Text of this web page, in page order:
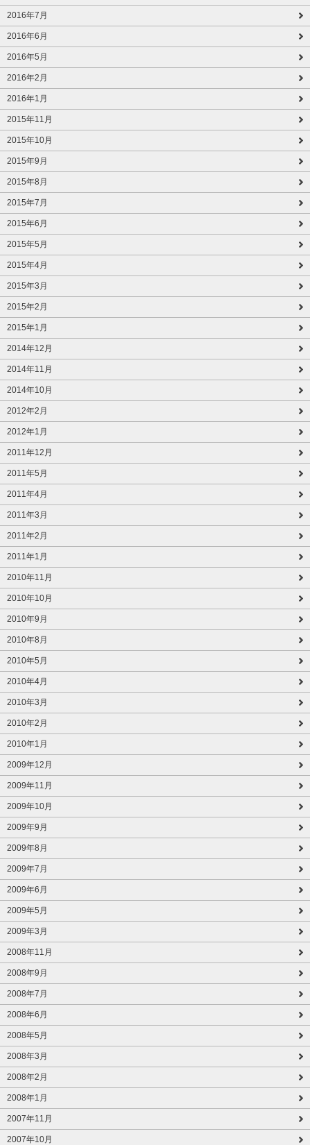
2016年7月
2016年6月
2016年5月
2016年2月
2016年1月
2015年11月
2015年10月
2015年9月
2015年8月
2015年7月
2015年6月
2015年5月
2015年4月
2015年3月
2015年2月
2015年1月
2014年12月
2014年11月
2014年10月
2012年2月
2012年1月
2011年12月
2011年5月
2011年4月
2011年3月
2011年2月
2011年1月
2010年11月
2010年10月
2010年9月
2010年8月
2010年5月
2010年4月
2010年3月
2010年2月
2010年1月
2009年12月
2009年11月
2009年10月
2009年9月
2009年8月
2009年7月
2009年6月
2009年5月
2009年3月
2008年11月
2008年9月
2008年7月
2008年6月
2008年5月
2008年3月
2008年2月
2008年1月
2007年11月
2007年10月